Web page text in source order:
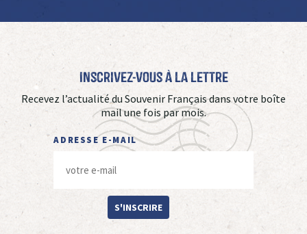
Inscrivez-vous à La Lettre
Recevez l’actualité du Souvenir Français dans votre boîte
mail une fois par mois.
ADRESSE E-MAIL
S'INSCRIRE